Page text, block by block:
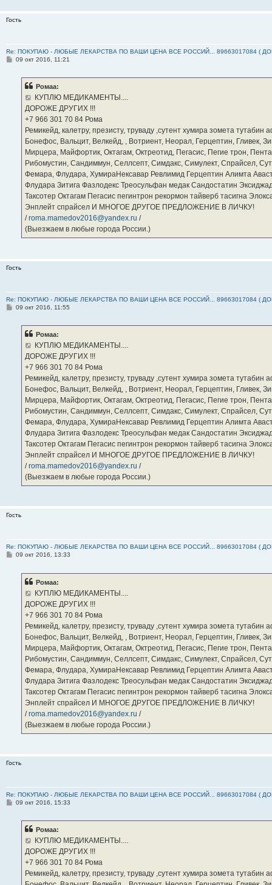
Гость
Re: ПОКУПАЮ - ЛЮБЫЕ ЛЕКАРСТВА ПО ВАШИ ЦЕНА ВСЕ РОССИЙ... 89663017084 (
С09 окт 2016, 11:21
Ромаа:
КУПЛЮ МЕДИКАМЕНТЫ....
ДОРОЖЕ ДРУГИХ !!!
‪+7 966 301 70 84‬ Рома
Ремикейд, калетру, презисту, труваду ,сутент хумира зомета
Бонефос, Вальцит, Велкейд, , Вотриент, Неорал, Герцептин, Гливек,
Мирцера, Майфортик, Октагам, Октреотид, Пегасис, Пегие трон,
Рибомустин, Сандиммун, Селлсепт, Симдакс, Симулект, Спрайсел,
Фемара, Флудара, ХумираНексавар Ревлимид Герцептин Алимта
Флудара Зитига Фазлодекс Треосульфан медак Сандостатин
Таксотер Октагам Пегасис пегинтрон рекормон тайверб тасигна
Энплейт спрайсел И МНОГОЕ ДРУГОЕ ПРЕДЛОЖЕНИЕ В ЛИЧКУ!
/roma.mamedov2016@yandex.ru /
(Выезжаем в любые города России.)
Гость
Re: ПОКУПАЮ - ЛЮБЫЕ ЛЕКАРСТВА ПО ВАШИ ЦЕНА ВСЕ РОССИЙ... 89663017084 (
С09 окт 2016, 11:55
Ромаа:
КУПЛЮ МЕДИКАМЕНТЫ....
ДОРОЖЕ ДРУГИХ !!!
‪+7 966 301 70 84‬ Рома
Ремикейд, калетру, презисту, труваду ,сутент хумира зомета
Бонефос, Вальцит, Велкейд, , Вотриент, Неорал, Герцептин, Гливек,
Мирцера, Майфортик, Октагам, Октреотид, Пегасис, Пегие трон,
Рибомустин, Сандиммун, Селлсепт, Симдакс, Симулект, Спрайсел,
Фемара, Флудара, ХумираНексавар Ревлимид Герцептин Алимта
Флудара Зитига Фазлодекс Треосульфан медак Сандостатин
Таксотер Октагам Пегасис пегинтрон рекормон тайверб тасигна
Энплейт спрайсел И МНОГОЕ ДРУГОЕ ПРЕДЛОЖЕНИЕ В ЛИЧКУ!
/roma.mamedov2016@yandex.ru /
(Выезжаем в любые города России.)
Гость
Re: ПОКУПАЮ - ЛЮБЫЕ ЛЕКАРСТВА ПО ВАШИ ЦЕНА ВСЕ РОССИЙ... 89663017084 (
С09 окт 2016, 13:33
Ромаа:
КУПЛЮ МЕДИКАМЕНТЫ....
ДОРОЖЕ ДРУГИХ !!!
‪+7 966 301 70 84‬ Рома
Ремикейд, калетру, презисту, труваду ,сутент хумира зомета
Бонефос, Вальцит, Велкейд, , Вотриент, Неорал, Герцептин, Гливек,
Мирцера, Майфортик, Октагам, Октреотид, Пегасис, Пегие трон,
Рибомустин, Сандиммун, Селлсепт, Симдакс, Симулект, Спрайсел,
Фемара, Флудара, ХумираНексавар Ревлимид Герцептин Алимта
Флудара Зитига Фазлодекс Треосульфан медак Сандостатин
Таксотер Октагам Пегасис пегинтрон рекормон тайверб тасигна
Энплейт спрайсел И МНОГОЕ ДРУГОЕ ПРЕДЛОЖЕНИЕ В ЛИЧКУ!
/roma.mamedov2016@yandex.ru /
(Выезжаем в любые города России.)
Гость
Re: ПОКУПАЮ - ЛЮБЫЕ ЛЕКАРСТВА ПО ВАШИ ЦЕНА ВСЕ РОССИЙ... 89663017084 (
С09 окт 2016, 15:33
Ромаа:
КУПЛЮ МЕДИКАМЕНТЫ....
ДОРОЖЕ ДРУГИХ !!!
‪+7 966 301 70 84‬ Рома
Ремикейд, калетру, презисту, труваду ,сутент хумира зомета